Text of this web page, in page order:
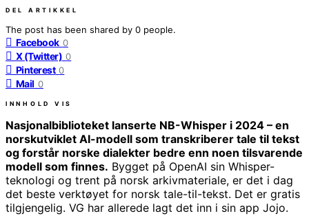
DEL ARTIKKEL
The post has been shared by 0 people.
Facebook 0
X (Twitter) 0
Pinterest 0
Mail 0
INNHOLD VIS
Nasjonalbiblioteket lanserte NB-Whisper i 2024 – en
norskutviklet AI-modell som transkriberer tale til tekst
og forstår norske dialekter bedre enn noen tilsvarende
modell som finnes. Bygget på OpenAI sin Whisper-
teknologi og trent på norsk arkivmateriale, er det i dag
det beste verktøyet for norsk tale-til-tekst. Det er gratis
tilgjengelig. VG har allerede lagt det inn i sin app Jojo.